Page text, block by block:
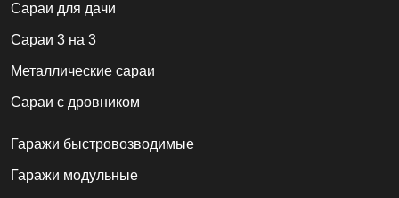
Cараи для дачи
Сараи 3 на 3
Металлические сараи
Сараи с дровником
Гаражи быстровозводимые
Гаражи модульные